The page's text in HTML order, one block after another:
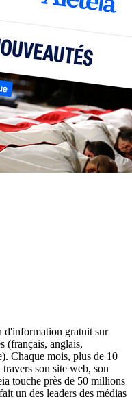
d'information gratuit sur
(français, anglais,
Chaque mois, plus de 10
son site web, son
touche près de 50 millions
un des leaders des médias